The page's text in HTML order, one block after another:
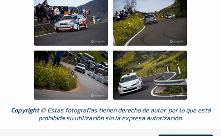
Copyright© Estas fotografias tienen derecho de autor, por lo que está
prohibida su utilización sin la expresa autorización.